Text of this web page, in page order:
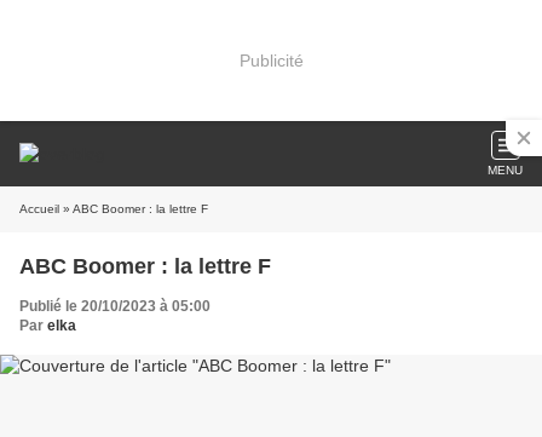
Publicité
MENU
Accueil » ABC Boomer : la lettre F
ABC Boomer : la lettre F
Publié le 20/10/2023 à 05:00
Par elka